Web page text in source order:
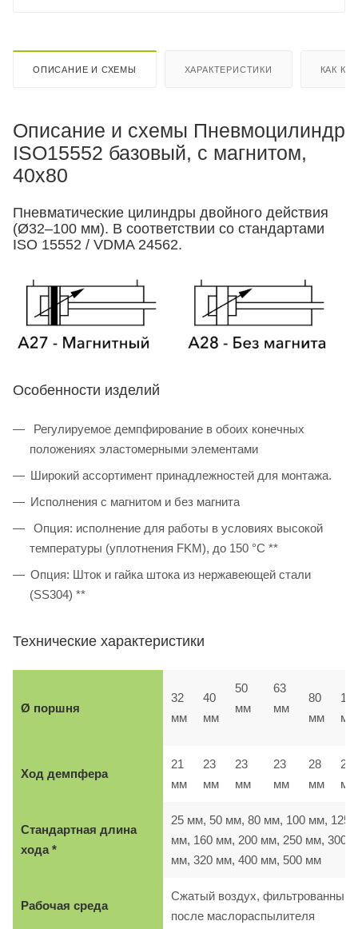
ОПИСАНИЕ И СХЕМЫ ХАРАКТЕРИСТИКИ КАК
Описание и схемы Пневмоцилиндр
ISO15552 базовый, с магнитом,
40x80
Пневматические цилиндры двойного действия
(Ø32–100 мм). В соответствии со стандартами
ISO 15552 / VDMA 24562.
Особенности изделий
Регулируемое демпфирование в обоих конечных
положениях эластомерными элементами
Широкий ассортимент принадлежностей для монтажа.
Исполнения с магнитом и без магнита
Опция: исполнение для работы в условиях высокой
температуры (уплотнения FKM), до 150 °C **
Опция: Шток и гайка штока из нержавеющей стали
(SS304) **
Технические характеристики
Ø поршня
32
мм
40
мм
50
мм
63
мм
80
мм
мм
Ход демпфера
21
мм
23
мм
23
мм
23
мм
28
мм
28
Стандартная длина
хода *
25 мм, 50 мм, 80 мм, 100 мм, 125
мм, 160 мм, 200 мм, 250 мм, 300
мм, 320 мм, 400 мм, 500 мм
Рабочая среда
Сжатый воздух, фильтрованный,
после маслораспылителя